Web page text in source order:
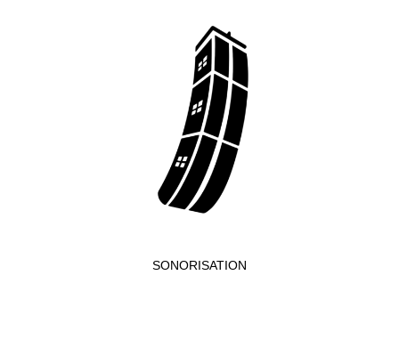
SONORISATION